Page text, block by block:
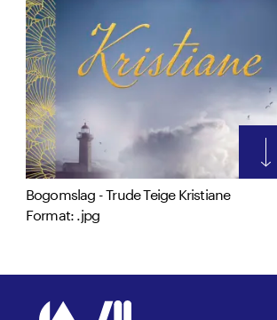
Bogomslag - Trude Teige Kristiane
Format: .jpg